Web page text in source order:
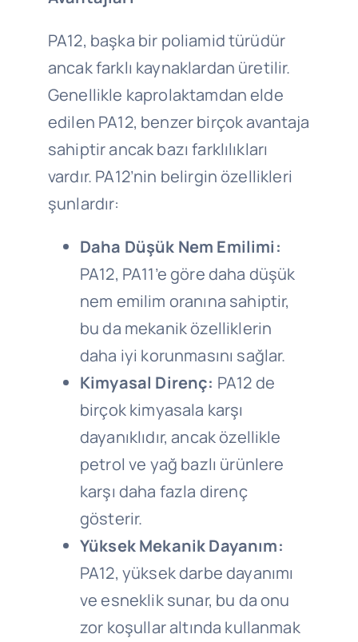
PA12, başka bir poliamid türüdür
ancak farklı kaynaklardan üretilir.
Genellikle kaprolaktamdan elde
edilen PA12, benzer birçok avantaja
sahiptir ancak bazı farklılıkları
vardır. PA12’nin belirgin özellikleri
şunlardır:
Daha Düşük Nem Emilimi:
PA12, PA11’e göre daha düşük
nem emilim oranına sahiptir,
bu da mekanik özelliklerin
daha iyi korunmasını sağlar.
Kimyasal Direnç: PA12 de
birçok kimyasala karşı
dayanıklıdır, ancak özellikle
petrol ve yağ bazlı ürünlere
karşı daha fazla direnç
gösterir.
Yüksek Mekanik Dayanım:
PA12, yüksek darbe dayanımı
ve esneklik sunar, bu da onu
zor koşullar altında kullanmak